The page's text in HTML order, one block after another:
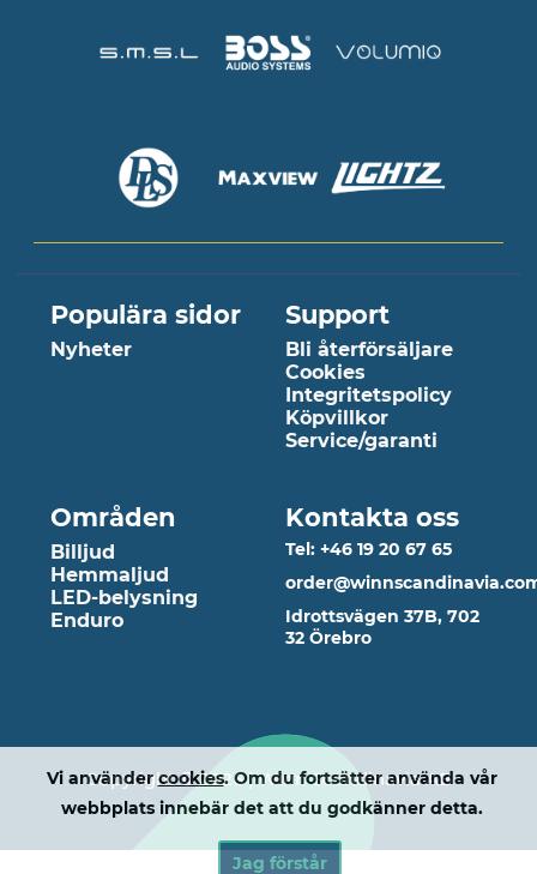
Vi användercookies. Om du fortsätter använda vår
webbplats innebär det att du godkänner detta.
Jag förstår
Populära sidor
Nyheter
Support
Bli återförsäljare
Cookies
Integritetspolicy
Köpvillkor
Service/garanti
Områden
Billjud
Hemmaljud
LED-belysning
Enduro
Kontakta oss
Tel: +46 19 20 67 65
Idrottsvägen 37B, 702
32 Örebro
Copyright © 2026 | Winn Scandinavia AB